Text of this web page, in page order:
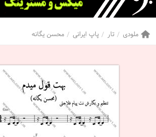
ملودی تار پاپ ایرانی محسن یگانه